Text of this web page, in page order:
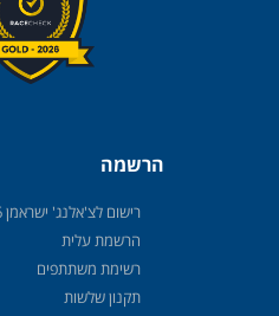
הרשמה
רישום לצ'אלנג' ישראמן 2026
הרשמת עלית
רשימת משתתפים
תקנון שלשות